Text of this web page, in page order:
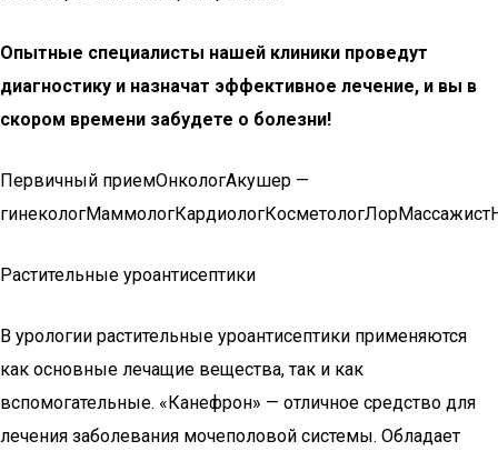
Опытные специалисты нашей клиники проведут
диагностику и назначат эффективное лечение, и вы в
скором времени забудете о болезни!
Первичный приемОнкологАкушер —
Растительные уроантисептики
В урологии растительные уроантисептики применяются
как основные лечащие вещества, так и как
вспомогательные. «Канефрон» — отличное средство для
лечения заболевания мочеполовой системы. Обладает